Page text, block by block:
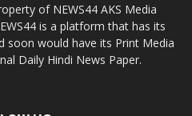
of NEWS44 AKS Media
is a platform that has its
soon would have its Print Media
Daily Hindi News Paper.